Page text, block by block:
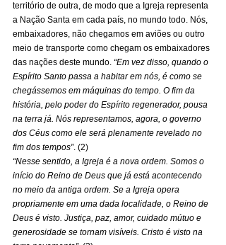
território de outra, de modo que a Igreja representa
a Nação Santa em cada país, no mundo todo. Nós,
embaixadores, não chegamos em aviões ou outro
meio de transporte como chegam os embaixadores
das nações deste mundo. “Em vez disso, quando o
Espírito Santo passa a habitar em nós, é como se
chegássemos em máquinas do tempo. O fim da
história, pelo poder do Espírito regenerador, pousa
na terra já. Nós representamos, agora, o governo
dos Céus como ele será plenamente revelado no
fim dos tempos”. (2)
“Nesse sentido, a Igreja é a nova ordem. Somos o
início do Reino de Deus que já está acontecendo
no meio da antiga ordem. Se a Igreja opera
propriamente em uma dada localidade, o Reino de
Deus é visto. Justiça, paz, amor, cuidado mútuo e
generosidade se tornam visíveis. Cristo é visto na